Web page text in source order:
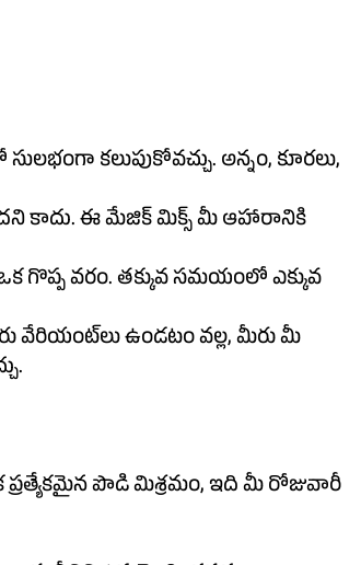
కలుపుకోవచ్చు. అన్నం, కూరలు,
కాదు. ఈ మేజిక్ మిక్స్ మీ ఆహారానికి
గొప్ప వరం. తక్కువ సమయంలో ఎక్కువ
ఉండటం వల్ల, మీరు మీ
పొడి మిశ్రమం, ఇది మీ రోజువారీ